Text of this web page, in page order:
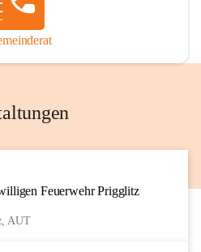
Feuerwehr Prigglitz
AUT